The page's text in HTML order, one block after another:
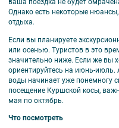
ваша поездка не будет
Однако есть некоторые
отдыха.
Если вы планируете
или осенью. Туристов в это
значительно ниже. Если же вы
ориентируйтесь на июнь-июль.
воды начинает уже понемногу
посещение Куршской косы,
мая по октябрь.
Что посмотреть